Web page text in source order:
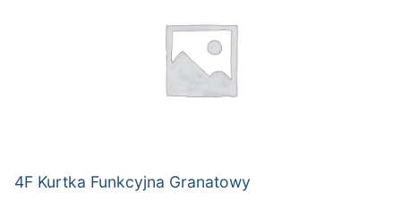
4F Kurtka Funkcyjna Granatowy